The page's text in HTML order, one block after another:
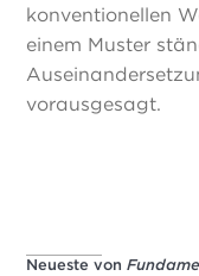
konventionellen
einem Muster
vorausgesagt.
Neueste von